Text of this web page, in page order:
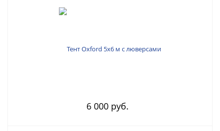
6 000 руб.